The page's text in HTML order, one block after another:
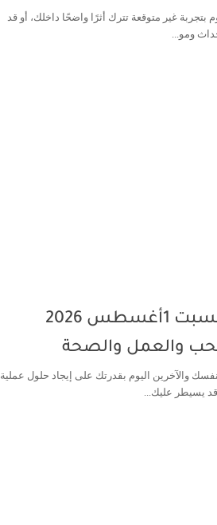
بتجربة غير متوقعة تترك أثرًا واضحًا داخلك، أو قد
ومو...
أبراج اليوم السبت 1أغسطس 2026
والعمل والصحة
والآخرين اليوم بقدرتك على إيجاد حلول عملية
يسيطر عليك...